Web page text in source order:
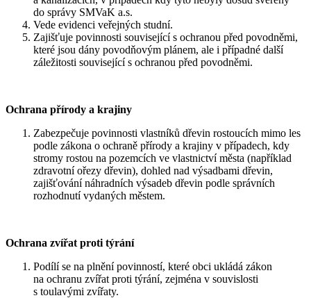
do správy SMVaK a.s.
Vede evidenci veřejných studní.
Zajišťuje povinnosti související s ochranou před povodněmi,
které jsou dány povodňovým plánem, ale i případné další
záležitosti související s ochranou před povodněmi.
Ochrana přírody a krajiny
Zabezpečuje povinnosti vlastníků dřevin rostoucích mimo les
podle zákona o ochraně přírody a krajiny v případech, kdy
stromy rostou na pozemcích ve vlastnictví města (například
zdravotní ořezy dřevin), dohled nad výsadbami dřevin,
zajišťování náhradních výsadeb dřevin podle správních
rozhodnutí vydaných městem.
Ochrana zvířat proti týrání
Podílí se na plnění povinností, které obci ukládá zákon
na ochranu zvířat proti týrání, zejména v souvislosti
s toulavými zvířaty.